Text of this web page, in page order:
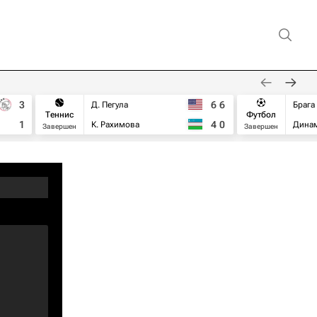
3
1
Теннис
Завершен
Д. Пегула
К. Рахимова
6 6
4 0
Футбол
Завершен
Брага